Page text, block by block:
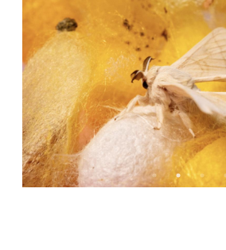
お名前：四十物 治勲
肩書き（必殺技）：料理長
ULTLAなところ：美味しい料理を通して、人と人
地がつながる物作り
これまでの道のり
幼い頃より料理に興味を持ち、高校卒業後料理の道へ進
ホテルやフレンチレストラン、スペインレストランで経験
現在のH.P.STYLE Kitchenを日野でオープンする。
子どもたちへのメッセージ
食を通じて様々な体験や経験をしてもらえたら嬉しいです
お名前：太田陽子
ULTLAなところ：あ
これまでの道のり
子どもたちへのメッセージ
関連するプログラム
お名前：長田 誠一
肩書き（必殺技）：養蚕養蚕・カイコぬいぐるみ
コちゃんパンチ❵が必殺技だ
ULTLAなところ：1990年代に便所汲み経験のあ
人(1970年生れ)
これまでの道のり
養蚕長田←検索すると色々記事が出て来ます。長田家12
て生まれる・19歳で父が他界、後継ぎへ・28歳に結婚・
八王子滝山で販売や養蚕学習応援、イベント等を夫婦で
内１軒の養蚕農家
子どもたちへのメッセージ
お蚕様は家畜(かちく)と言う人が作り出し、お世話をしな
お名前：長内義文
ULTLAなところ：料理が出来る人
これまでの道のり
食べるのが好きで料理人になりました
子どもたちへのメッセージ
食べることは生きること
関連するプログラム
お名前：カカオ
肩書き（必殺技）：パーカッショニスト
ULTLAなところ：サンバ、ジャンベ、民族
これまでの道のり
浅草のサンバチームで活動。劇団カカワクワディーゴの
中の音楽を担当。
子どもたちへのメッセージ
太鼓は叩けば音が鳴る。叩き続けると音楽になる。良い
なんて考えずに叩き続けてみよう。
関連するプログラム
お名前：木村 祐大
肩書き（必殺技）：フルート吹き&"こうみんかん
ULTLAなところ：内省と音楽に振り切った体感
しい(by SpaceQ)
北海道出身。大学進学を機に上京。普段は多摩市の公民
ント、講座の企画・運営の仕事に携わっている。高校時
部の活動をきっかけに、フルート吹きとしてバンド活動な
ている。音楽とか写真とかデジタルツールとか、自分の
あることに色々と没頭しながら、それらがゆるくつながっ
と社会がいい方向に進んでいくと良いな、などと思いな
肩書き（必殺技）：演劇とアートをあそぶ
ULTLAなところ：物語を紡ぐ
これまでの道のり
2003年アマチュア劇団カカワクワディーゴ立ち上げ、
ワークショップを行う。多摩演劇フェスティバル実行委員
美術館学芸員として働いていた際は教育普及を担当。
子どもたちへのメッセージ
アートというと何だかすごいもののようですが人間が太
らあそんできた楽しいものだと思っています。
お名前：妹尾浩也
肩書き（必殺技）：グラフィックアート＆ブック
＆草刈・剪定
ULTLAなところ：学びとまねび（る）、遊びとあ
ったり来たり！
これまでの道のり
1961年仙台市生まれ。'84年武蔵野美術大学卒業。'92
フィックアート・イオルを主宰し、書籍装幀とグラフィッ
全般を中心に現在も活動、'95年より多摩市在住。三多摩
連絡協議会事務局長、会長、副会長を歴任。NPO法人
治研究所副理事長・機関紙『緑の風』編集長をやってます
お名前：贄川 治樹
肩書き（必殺技）：国連NGO WCP（世界心理
会）公認心理療法家
ULTLAなところ：音楽が流れると、自然と身体で
これまでの道のり
中央大学在学中より女性ヴォーカリストのツアードラマ
道館、NHKホールなどで演奏。1992年よりアメリカ人、
人、イギリス人、フランス人、イタリア人、ドイツ人、ス
お名前：フクマリ
肩書き（必殺技）：パーカッショニスト
ULTLAなところ：サンバ、ジャンベ、民族
これまでの道のり
幼少期にピアノを始め、小学校でパーカッションに目覚
は浅草のサンバチームで活動。 劇団カカワクワディーゴ
劇中の音楽を担当。
子どもたちへのメッセージ
自分の人生は自分のもの！やりたいこと、なんでもやって
関連するプログラム
お名前：逸見 健斗
肩書き（必殺技）：日本一長いSUP70kmレー
ULTLAなところ：仕事が遊び、遊びが仕事。
これまでの道のり
海外に憧れ、高校卒業後オーストラリアに留学しそこか
中で楽しいことを求め続け今は川でラフティングとSUP
山で木を切り海でライフセーバーをしています。
子どもたちへのメッセージ
どんなことでも極めればプロになり、それが君にとって
なる。好きなことを追い求め続けて仲間をたくさん作っ
お名前：矢田浩明
肩書き（必殺技）：子どものまちたま（チームミ
表
ULTLAなところ：
これまでの道のり
大学卒業後、ごく普通のサラリーマンとして働いてきたが
が生まれたことをきっかけに人と人との緩やかなつなが
暮らしたいと考えるようになる。 コレクティブハウスと
方に出会い、特定非営利活動法人コレクティブハウジン
およびコーディネータ―に。 人と人とのつながり方や小
などに興味が広がる中、「ミニミュンヘン」を知り、「子